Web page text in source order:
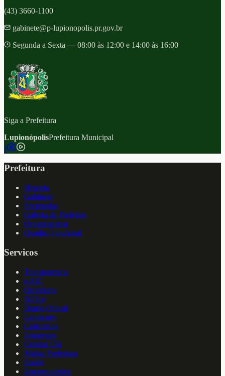
(43) 3660-1100
gabinete@p-lupionopolis.pr.gov.br
Segunda a Sexta — 08:00 às 12:00 e 14:00 às 16:00
Siga a Prefeitura
LupionópolisPrefeitura Municipal
f
Prefeitura
Historia
Gabinete
Secretarias
Galeria de Prefeitos
Organograma
Quadro Funcional
Servicos
Transparencia
e-SIC
Ouvidoria
NFS-e
Diario Oficial
Licitacoes
Concursos
Empregos
Central 156
Minha Prefeitura
Saude
Empreendedor